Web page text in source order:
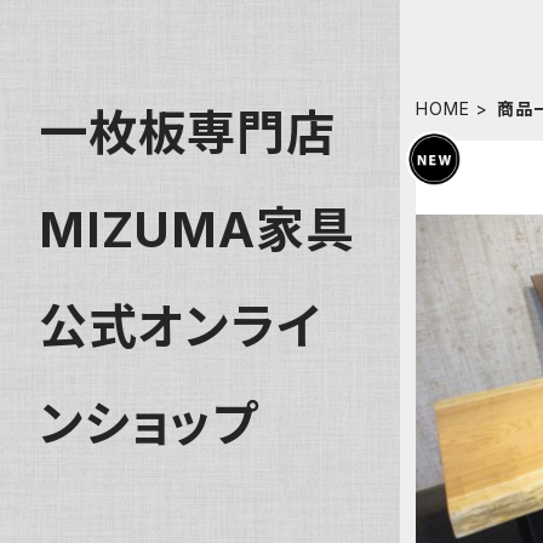
HOME 商品
一枚板専門店
MIZUMA家具
公式オンライ
ンショップ